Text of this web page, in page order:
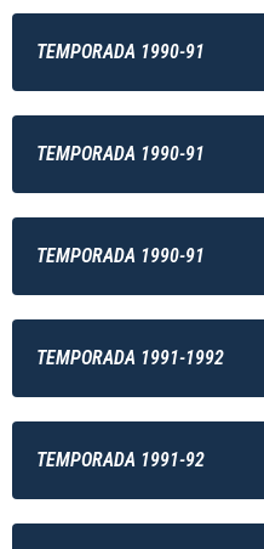
TEMPORADA 1990-91
TEMPORADA 1990-91
TEMPORADA 1990-91
TEMPORADA 1991-1992
TEMPORADA 1991-92